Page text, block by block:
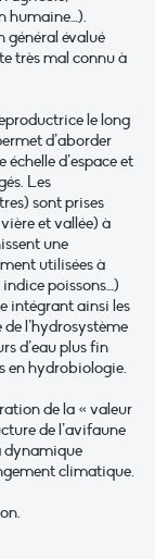
humaine…).
général évalué
très mal connu à
le long
d’aborder
d’espace et
Les
sont prises
et vallée) à
une
utilisées à
poissons…)
intégrant ainsi les
l’hydrosystème
d’eau plus fin
en hydrobiologie.
de la « valeur
de l’avifaune
dynamique
climatique.